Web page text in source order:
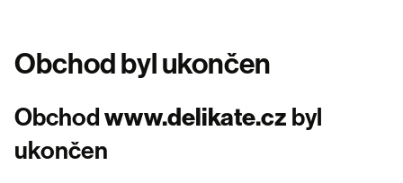
Obchod byl ukončen
Obchodwww.delikate.cz byl
ukončen